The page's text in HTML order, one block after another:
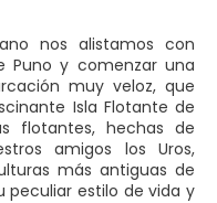
nos alistamos con
Puno y comenzar una
muy veloz, que
Isla Flotante de
flotantes, hechas de
amigos los Uros,
más antiguas de
peculiar estilo de vida y